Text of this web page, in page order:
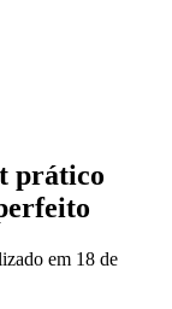
prático
em 18 de